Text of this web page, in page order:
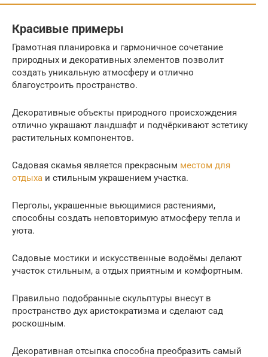
Красивые примеры
Грамотная планировка и гармоничное сочетание
природных и декоративных элементов позволит
создать уникальную атмосферу и отлично
благоустроить пространство.
Декоративные объекты природного происхождения
отлично украшают ландшафт и подчёркивают эстетику
растительных компонентов.
Садовая скамья является прекрасным местом для
отдыха и стильным украшением участка.
Перголы, украшенные вьющимися растениями,
способны создать неповторимую атмосферу тепла и
уюта.
Садовые мостики и искусственные водоёмы делают
участок стильным, а отдых приятным и комфортным.
Правильно подобранные скульптуры внесут в
пространство дух аристократизма и сделают сад
роскошным.
Декоративная отсыпка способна преобразить самый